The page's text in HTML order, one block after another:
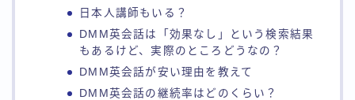
日本人講師もいる？
DMM英会話は「効果なし」という検索結果
もあるけど、実際のところどうなの？
DMM英会話が安い理由を教えて
DMM英会話の継続率はどのくらい？